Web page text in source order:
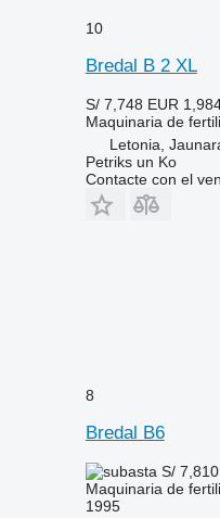
10
Bredal B 2 XL
S/ 7,748 EUR
Maquinaria de
Letonia,
Petriks un Ko
Contacte con el
8
Bredal B6
S/ 7,810
Maquinaria de
1995